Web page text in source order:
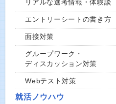
リアルな選考情報・体験談
エントリーシートの書き方
面接対策
グループワーク・
ディスカッション対策
Webテスト対策
就活ノウハウ